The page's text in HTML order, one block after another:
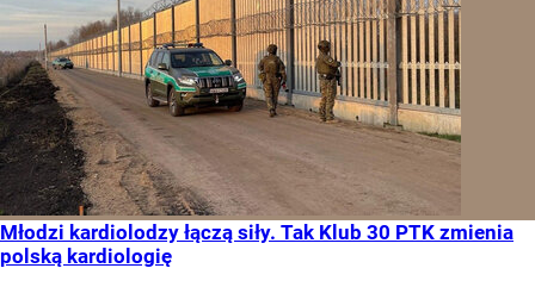
Młodzi kardiolodzy łączą siły. Tak Klub 30 PTK zmienia
polską kardiologię